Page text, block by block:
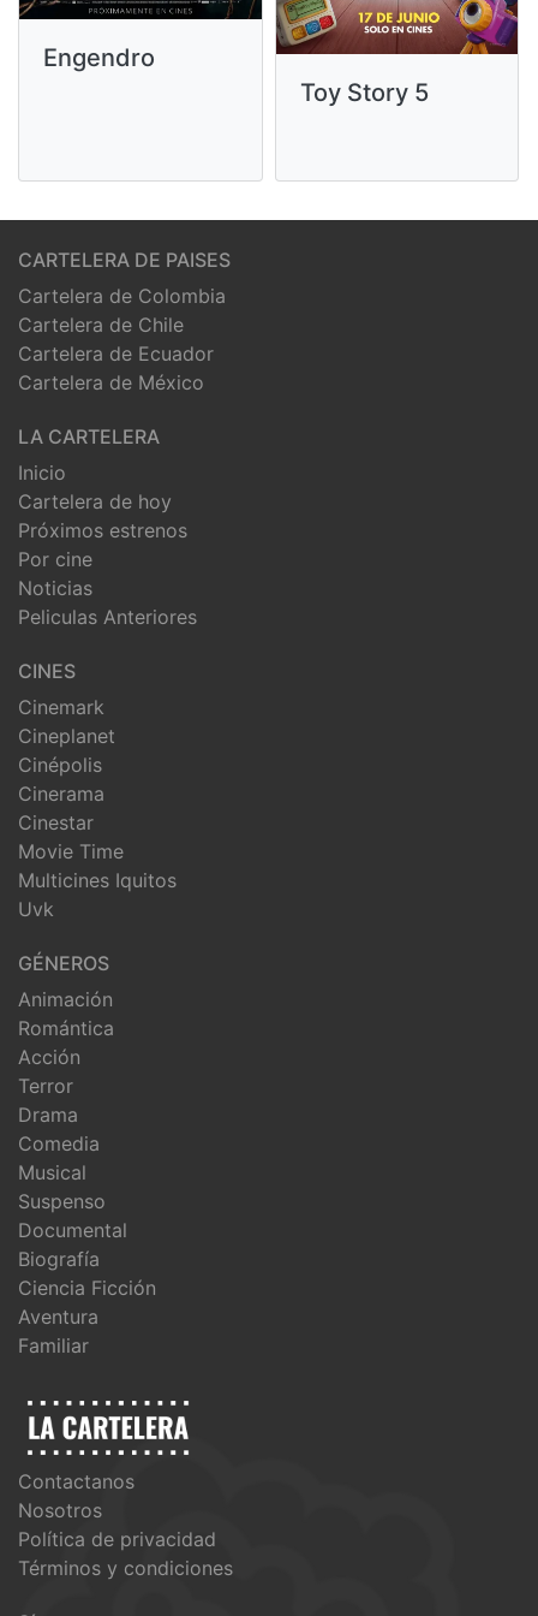
Engendro
Toy Story 5
CARTELERA DE PAISES
Cartelera de Colombia
Cartelera de Chile
Cartelera de Ecuador
Cartelera de México
LA CARTELERA
Inicio
Cartelera de hoy
Próximos estrenos
Por cine
Noticias
Peliculas Anteriores
CINES
Cinemark
Cineplanet
Cinépolis
Cinerama
Cinestar
Movie Time
Multicines Iquitos
Uvk
GÉNEROS
Animación
Romántica
Acción
Terror
Drama
Comedia
Musical
Suspenso
Documental
Biografía
Ciencia Ficción
Aventura
Familiar
Contactanos
Nosotros
Política de privacidad
Términos y condiciones